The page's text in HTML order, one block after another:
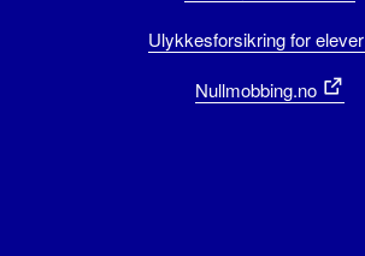
Ulykkesforsikring for elever
Nullmobbing.no